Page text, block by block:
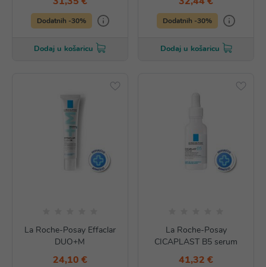
Dodatnih -30%
Dodaj u košaricu
Dodatnih -30%
Dodaj u košaricu
La Roche-Posay Effaclar
DUO+M
24,10 €
La Roche-Posay
CICAPLAST B5 serum
41,32 €